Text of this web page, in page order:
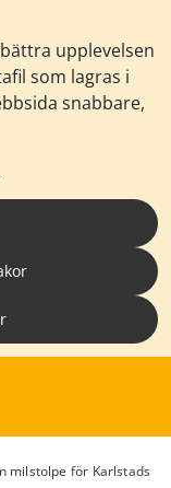
upplevelsen
som lagras i
snabbare,
milstolpe för Karlstads